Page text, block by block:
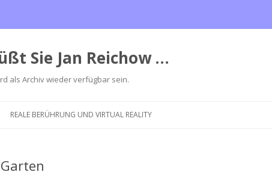
Sie Jan Reichow …
als Archiv wieder verfügbar sein.
Inhalt
REALE BERÜHRUNG UND VIRTUAL REALITY